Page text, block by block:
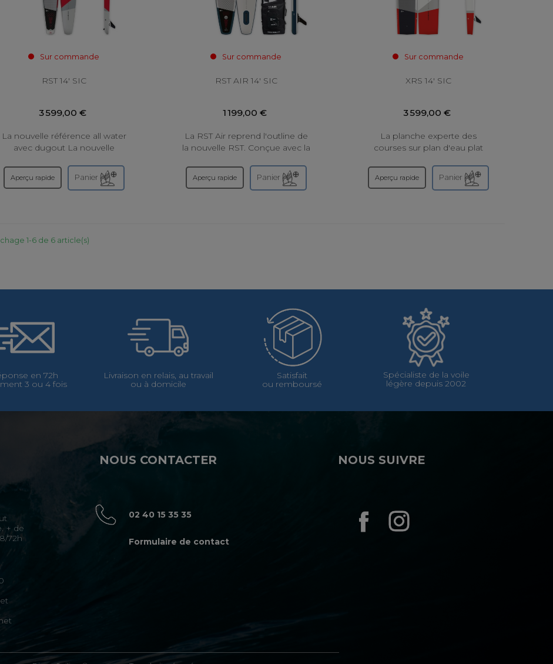
Sur commande
RST 14' SIC
3 599,00 €
La nouvelle référence all water
avec dugout La nouvelle
Dugout : la RST. Construite
avec la technologie Super...
Aperçu rapide Panier
Sur commande
RST AIR 14' SIC
1 199,00 €
La RST Air reprend l'outline de
la nouvelle RST. Conçue avec la
Lite Welded (FLW) , une
technologie légère avec des...
Aperçu rapide Panier
Sur commande
XRS 14' SIC
3 599,00 €
La planche experte des
courses sur plan d'eau plat
nombreuses planches cross-
over, la XRS est passée maître
Aperçu rapide Panier
1-6 de 6 article(s)
en 72h
3 ou 4 fois
Livraison en relais, au travail
ou à domicile
Satisfait
ou remboursé
Spécialiste de la voile
légère depuis 2002
+ de
72h
NOUS CONTACTER
02 40 15 35 35
Formulaire de contact
NOUS SUIVRE